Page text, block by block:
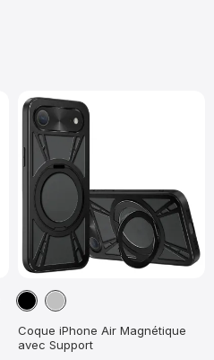
NoirArgent
Coque iPhone Air Magnétique
avec Support